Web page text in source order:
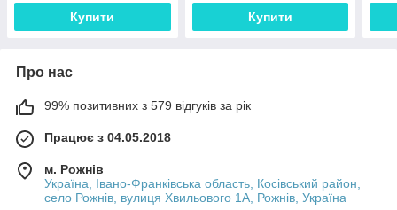
Купити Купити
Про нас
99% позитивних з 579 відгуків за рік
Працює з 04.05.2018
м. Рожнів
Україна, Івано-Франківська область, Косівський район,
село Рожнів, вулиця Хвильового 1А, Рожнів, Україна